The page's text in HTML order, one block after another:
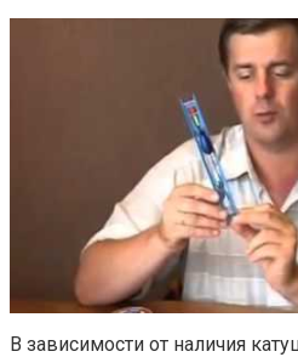
В зависимости от наличия